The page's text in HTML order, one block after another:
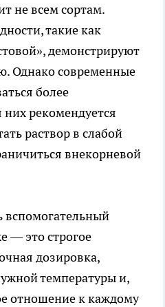
не всем сортам.
такие как
демонстрируют
Однако современные
более
рекомендуется
раствор в слабой
внекорневой
вспомогательный
— это строгое
дозировка,
температуры и,
отношение к каждому